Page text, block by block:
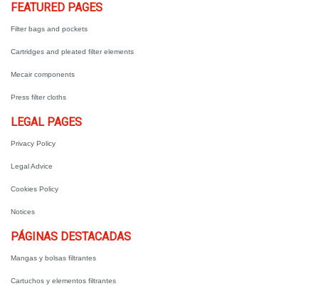
FEATURED PAGES
Filter bags and pockets
Cartridges and pleated filter elements
Mecair components
Press filter cloths
LEGAL PAGES
Privacy Policy
Legal Advice
Cookies Policy
Notices
PÁGINAS DESTACADAS
Mangas y bolsas filtrantes
Cartuchos y elementos filtrantes